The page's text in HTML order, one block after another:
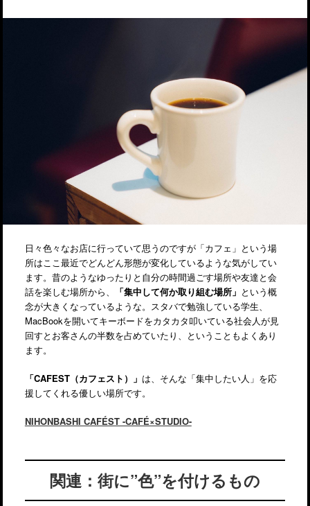
日々色々なお店に行っていて思うのですが「カフェ」という場
所はここ最近でどんどん形態が変化しているような気がしてい
ます。昔のようなゆったりと自分の時間過ごす場所や友達と会
話を楽しむ場所から、
「集中して何か取り組む場所」 という概
念が大きくなっているような。スタバで勉強している学生、
MacBookを開いてキーボードをカタカタ叩いている社会人が見
回すとお客さんの半数を占めていたり、ということもよくあり
ます。
「CAFEST（カフェスト）」 は、そんな「集中したい人」を応
援してくれる優しい場所です。
NIHONBASHI CAFÉST -CAFÉ×STUDIO-
関連：街に”色”を付けるもの